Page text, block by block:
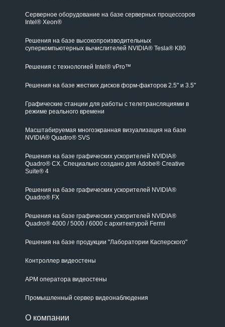
Серверное оборудование на базе серверных процессоров
Intel® Xeon®
Решения на базе высокопроизводительных
суперкомпьютерных вычислителей NVIDIA® Tesla® K80
Решения с технологией Intel® vPro™
Решения на базе жестких дисков форм-факторов 2.5" и 3.5"
Графические станции для работы с телетрансляциями в
режиме реального времени
Масштабируемая многоэкранная визуализация на базе
NVIDIA® Quadro® SVS
Решения на базе графических ускорителей NVIDIA®
Quadro® CX. Специально создано для Adobe® Creative
Suite® 4
Решения на базе графических ускорителей NVIDIA®
Quadro® FX
Решения на базе графических ускорителей NVIDIA®
Quadro® 4000 / 5000 / 6000 с архитектурой Fermi
Решения на базе продукции "Лаборатории Касперского"
Контроллер видеостены
АРМ оператора видеостены
Промышленный сервер видеонаблюдения
О компании